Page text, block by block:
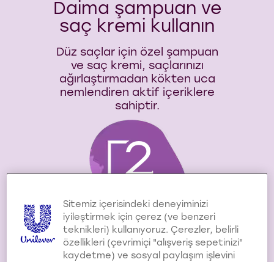
Daima şampuan ve
saç kremi kullanın
Düz saçlar için özel şampuan
ve saç kremi, saçlarınızı
ağırlaştırmadan kökten uca
nemlendiren aktif içeriklere
sahiptir.
Rutininize bakım
kremi ekleyin
2
Sitemiz içerisindeki deneyiminizi
iyileştirmek için çerez (ve benzeri
teknikleri) kullanıyoruz. Çerezler, belirli
özellikleri (çevrimiçi "alışveriş sepetinizi"
kaydetme) ve sosyal paylaşım işlevini